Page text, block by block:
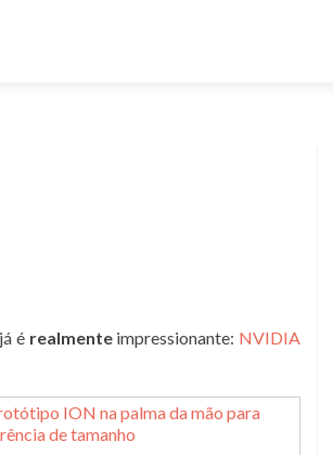
é realmente impressionante: NVIDIA